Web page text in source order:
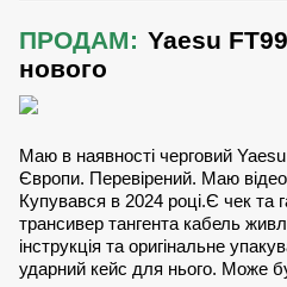
ПРОДАМ: Yaesu
нового
Маю в наявності черговий
Європи. Перевірений. Маю
Купувався в 2024 році.Є чек та
трансивер тангента кабель
інструкція та оригінальне
ударний кейс для нього. Може